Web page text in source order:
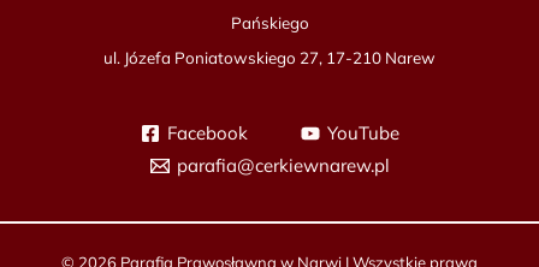
Pańskiego
ul. Józefa Poniatowskiego 27, 17-210 Narew
Facebook
YouTube
parafia@cerkiewnarew.pl
© 2026 Parafia Prawosławna w Narwi | Wszystkie prawa